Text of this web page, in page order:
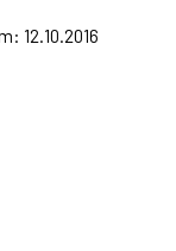
12.10.2016